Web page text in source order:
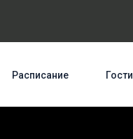
Расписание Гости